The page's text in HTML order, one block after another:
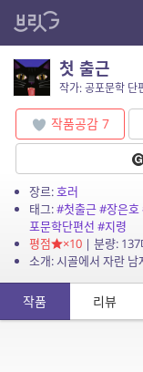
첫 출근
작가: 공포문학 단
작품공감 7
장르:호러
태그:#첫출근#장은호
포문학단편선 #지령
평점
×10| 분량: 137
작품 리뷰